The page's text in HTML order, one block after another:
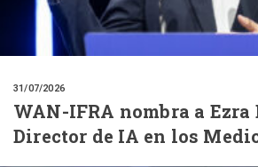
31/07/2026
WAN-IFRA nombra a Ezra
Director de IA en los